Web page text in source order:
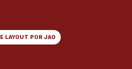
E LAYOUT POR JAO